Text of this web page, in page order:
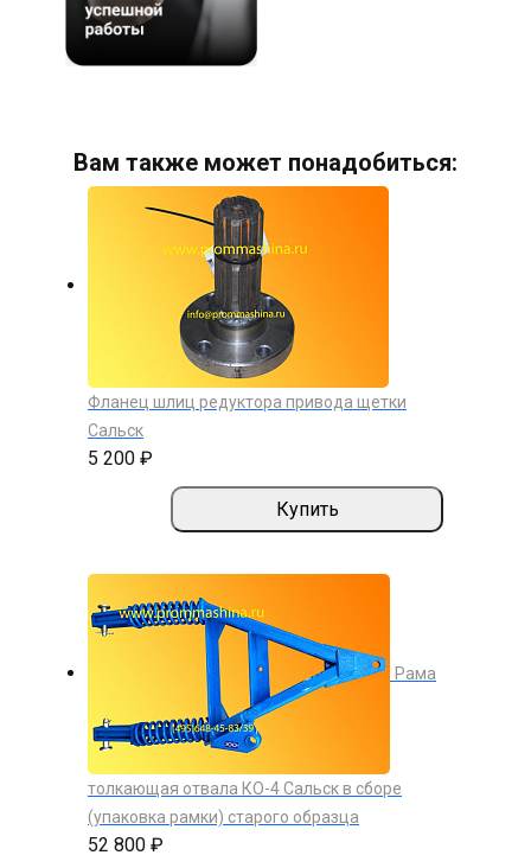
Вам также может понадобиться:
Фланец шлиц редуктора привода щетки
Сальск
5 200 ₽
Купить
Рама
толкающая отвала КО-4 Сальск в сборе
(упаковка рамки) старого образца
52 800 ₽